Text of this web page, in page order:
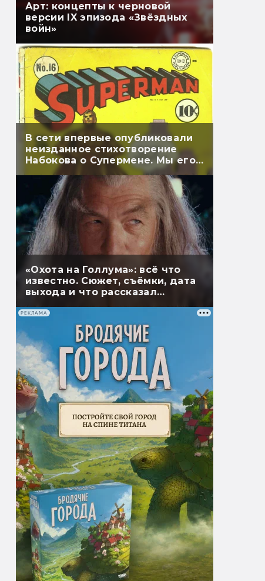
Арт: концепты к черновой
версии IX эпизода «Звёздных
войн»
В сети впервые опубликовали
неизданное стихотворение
Набокова о Супермене. Мы его
перевели
«Охота на Голлума»: всё что
известно. Сюжет, съёмки, дата
выхода и что рассказал
РЕКЛАМА